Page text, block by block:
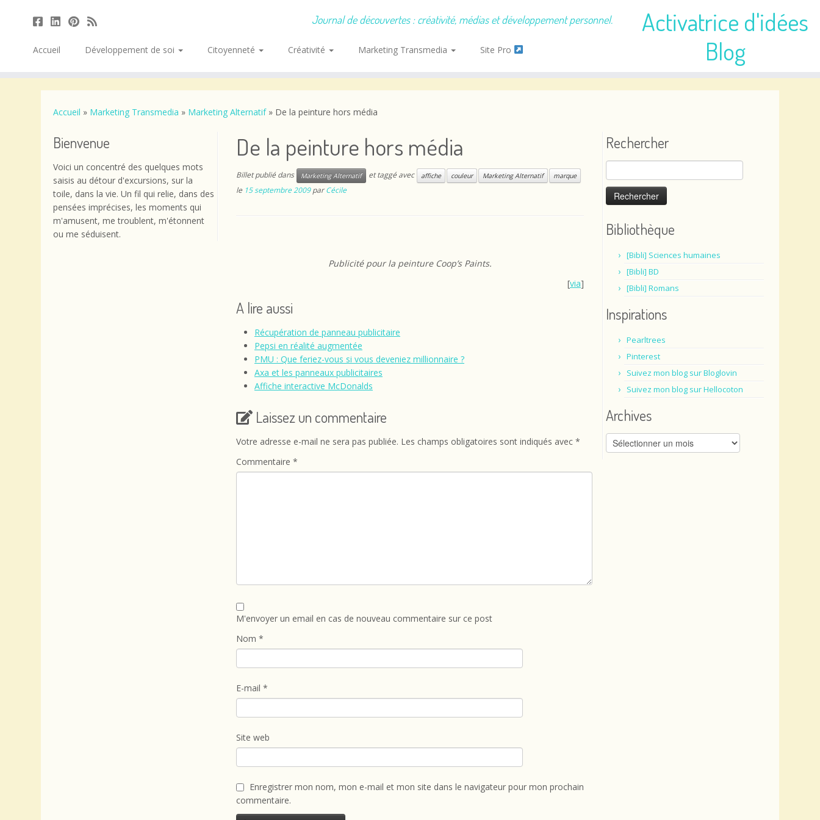
Activatrice d'idées
Blog
Journal de découvertes : créativité, médias et développement personnel.
Accueil Développement de soi Citoyenneté Créativité Marketing Transmedia Site Pro
Accueil » Marketing Transmedia » Marketing Alternatif » De la peinture hors média
Bienvenue
Voici un concentré des quelques mots
saisis au détour d'excursions, sur la
toile, dans la vie. Un fil qui relie, dans des
pensées imprécises, les moments qui
m'amusent, me troublent, m'étonnent
ou me séduisent.
De la peinture hors média
Billet publié dans Marketing Alternatif et taggé avec affiche couleur Marketing Alternatif marque
le 15 septembre 2009 parCécile
Publicité pour la peinture Coop’s Paints.
[via]
A lire aussi
Récupération de panneau publicitaire
Pepsi en réalité augmentée
PMU : Que feriez-vous si vous deveniez millionnaire ?
Axa et les panneaux publicitaires
Affiche interactive McDonalds
Laissez un commentaire
Votre adresse e-mail ne sera pas publiée. Les champs obligatoires sont indiqués avec *
Commentaire *
M'envoyer un email en cas de nouveau commentaire sur ce post
Nom *
E-mail *
Site web
Enregistrer mon nom, mon e-mail et mon site dans le navigateur pour mon prochain
commentaire.
Rechercher
Rechercher :
Bibliothèque
[Bibli] Sciences humaines
[Bibli] BD
[Bibli] Romans
Inspirations
Pearltrees
Pinterest
Suivez mon blog sur Bloglovin
Suivez mon blog sur Hellocoton
Archives
Archives